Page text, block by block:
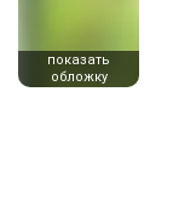
показать
обложку